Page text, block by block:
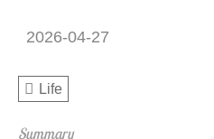
2026-04-27
Life